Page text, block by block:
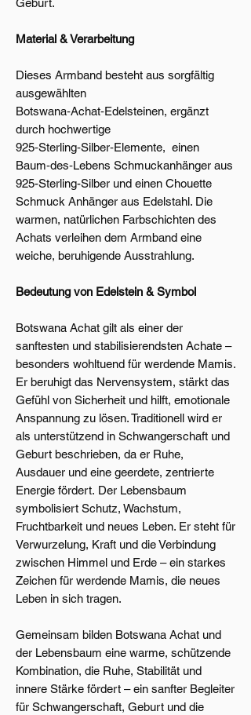
Material & Verarbeitung
Dieses Armband besteht aus sorgfältig
ausgewählten
Botswana‑Achat‑Edelsteinen, ergänzt
durch hochwertige
925‑Sterling‑Silber‑Elemente, einen
Baum‑des‑Lebens Schmuckanhänger aus
925-Sterling-Silber und einen Chouette
Schmuck Anhänger aus Edelstahl. Die
warmen, natürlichen Farbschichten des
Achats verleihen dem Armband eine
weiche, beruhigende Ausstrahlung.
Bedeutung von Edelstein & Symbol
Botswana Achat gilt als einer der
sanftesten und stabilisierendsten Achate –
besonders wohltuend für werdende Mamis.
Er beruhigt das Nervensystem, stärkt das
Gefühl von Sicherheit und hilft, emotionale
Anspannung zu lösen. Traditionell wird er
als unterstützend in Schwangerschaft und
Geburt beschrieben, da er Ruhe,
Ausdauer und eine geerdete, zentrierte
Energie fördert. Der Lebensbaum
symbolisiert Schutz, Wachstum,
Fruchtbarkeit und neues Leben. Er steht für
Verwurzelung, Kraft und die Verbindung
zwischen Himmel und Erde – ein starkes
Zeichen für werdende Mamis, die neues
Leben in sich tragen.
Gemeinsam bilden Botswana Achat und
der Lebensbaum eine warme, schützende
Kombination, die Ruhe, Stabilität und
innere Stärke fördert – ein sanfter Begleiter
für Schwangerschaft, Geburt und die